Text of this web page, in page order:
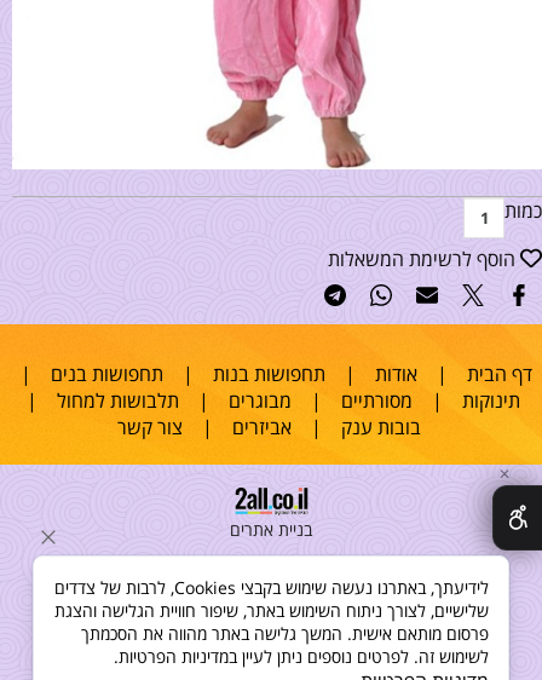
כמות
הוסף לרשימת המשאלות
דף הבית |אודות | תחפושות בנות | תחפושות בנים |
תינוקות | מסורתיים | מבוגרים | תלבושות למחול |
בובות ענק |אביזרים | צור קשר
בניית אתרים
✕
לידיעתך, באתרנו נעשה שימוש בקבצי Cookies, לרבות של צדדים
שלישיים, לצורך ניתוח השימוש באתר, שיפור חוויית הגלישה והצגת
פרסום מותאם אישית. המשך גלישה באתר מהווה את הסכמתך
לשימוש זה. לפרטים נוספים ניתן לעיין במדיניות הפרטיות.